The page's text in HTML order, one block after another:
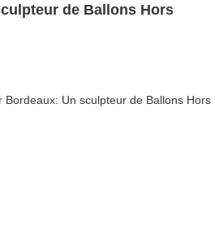
de Ballons Hors